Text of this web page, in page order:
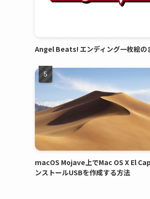
Angel Beats! エンディング一枚絵の
macOS Mojave上でMac OS X El
ンストールUSBを作成する方法